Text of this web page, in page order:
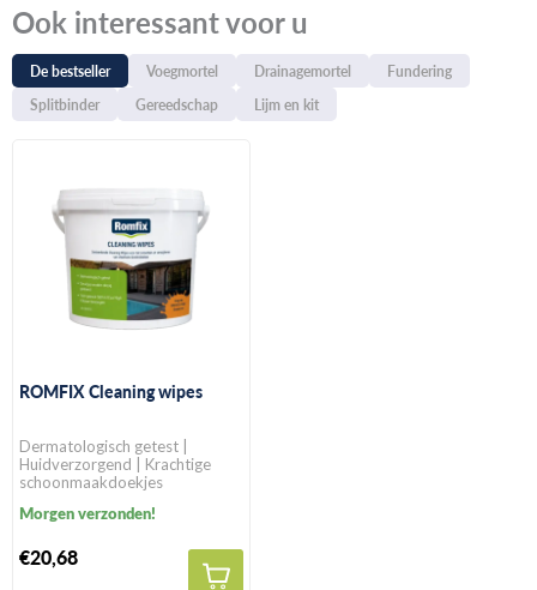
Ook interessant voor u
De bestseller Voegmortel Drainagemortel
Fundering
Splitbinder
Gereedschap Lijm en kit
ROMFIX Cleaning wipes
Dermatologisch getest |
Huidverzorgend | Krachtige
schoonmaakdoekjes
Morgen verzonden!
€20,68